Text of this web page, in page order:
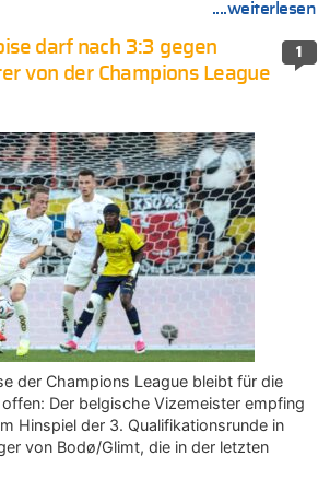
....weiterlesen
1
darf nach 3:3 gegen
von der Champions League
der Champions League bleibt für die
Der belgische Vizemeister empfing
Hinspiel der 3. Qualifikationsrunde in
von Bodø/Glimt, die in der letzten